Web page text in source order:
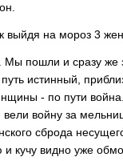
выйдя на мороз 3
Мы пошли и сразу
истинный,
- по пути
войну за
сброда
кучу видно уже